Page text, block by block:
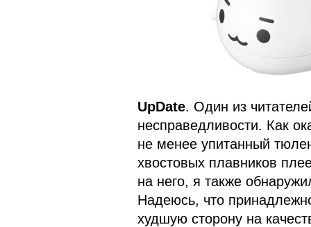
UpDate. Один из
несправедливости. Как
не менее упитанный
хвостовых плавников
на него, я также
Надеюсь, что
худшую сторону на